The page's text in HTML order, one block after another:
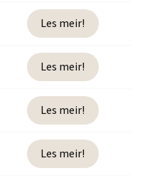
Les meir!
Les meir!
Les meir!
Les meir!